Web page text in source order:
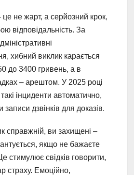
це не жарт, а серйозний крок,
відповідальність. За
хибний виклик карається
до 3400 гривень, а в
– арештом. У 2025 році
інциденти автоматично,
дзвінків для доказів.
справжній, ви захищені –
якщо не бажаєте
стимулює свідків говорити,
страху. Емоційно,